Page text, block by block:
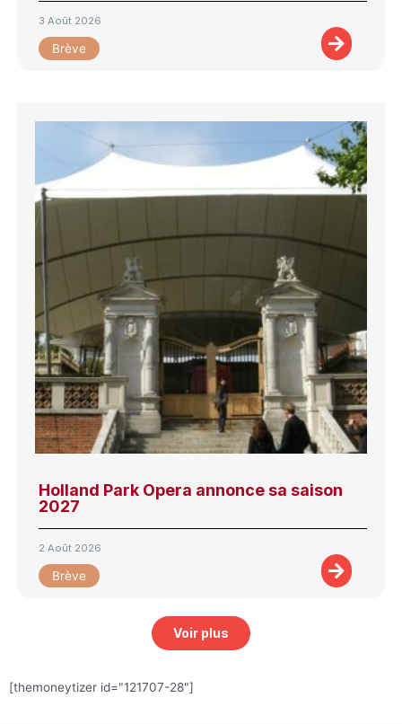
3 Août 2026
Brève
Holland Park Opera annonce sa saison
2027
2 Août 2026
Brève
Voir plus
[themoneytizer id="121707-28"]